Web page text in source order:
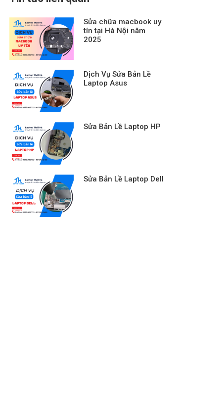
Sửa chữa macbook uy
tín tại Hà Nội năm
2025
Dịch Vụ Sửa Bản Lề
Laptop Asus
Sửa Bản Lề Laptop HP
Sửa Bản Lề Laptop Dell